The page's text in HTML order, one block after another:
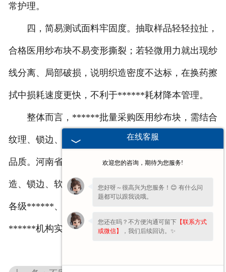
常护理。
四，简易测试面料牢固度。抽取样品轻轻拉扯，
合格医用纱布块不易变形撕裂；若轻微用力就出现纱
线分离、局部破损，说明织造密度不达标，在换药擦
拭中损耗速度更快，不利于******耗材降本管理。
整体而言，******批量采购医用纱布块，需结合
纹理、锁边、面料质感多维度验收，从源头把控耗材
品质。河南省豫北卫材始终严格把控医用纱布块织
造、锁边、软化全生产流程，以标准化做工品质适配
各级******、医美机构批量采购与入库标准，助力
******机构实现耗材提质降本。
在线客服
欢迎您的咨询，期待为您服务!
您好呀～很高兴为您服务！😊 有什么问
题都可以跟我说哦。
您还在吗？不方便沟通可留下 【联系方式
或微信】
，我们后续回访。✨